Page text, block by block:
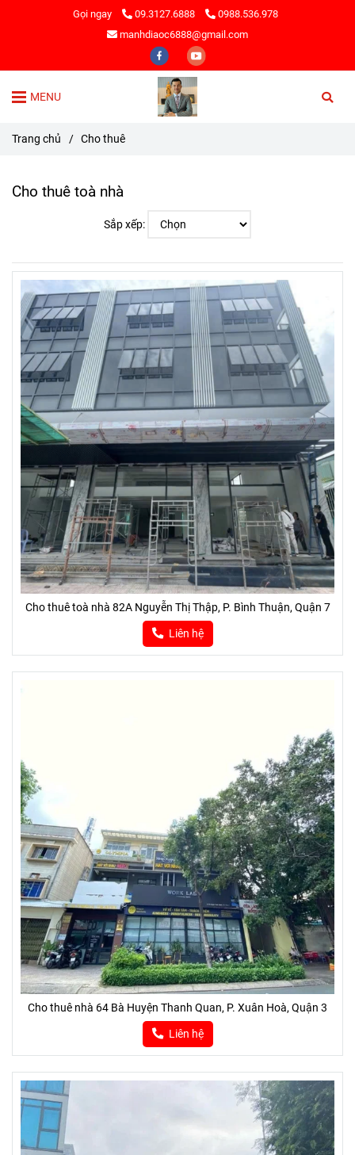
Gọi ngay 09.3127.6888
0988.536.978
manhdiaoc6888@gmail.com
MENU
Trang chủ / Cho thuê
Cho thuê toà nhà
Sắp xếp:
Cho thuê toà nhà 82A Nguyễn Thị Thập, P. Bình Thuận, Quận 7
Liên hệ
Cho thuê nhà 64 Bà Huyện Thanh Quan, P. Xuân Hoà, Quận 3
Liên hệ